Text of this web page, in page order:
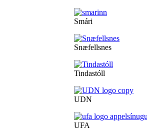
Smári
Snæfellsnes
Tindastóll
UDN
UFA